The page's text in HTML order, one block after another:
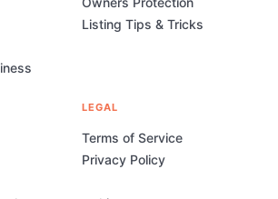
Listing Tips & Tricks
LEGAL
Terms of Service
Privacy Policy